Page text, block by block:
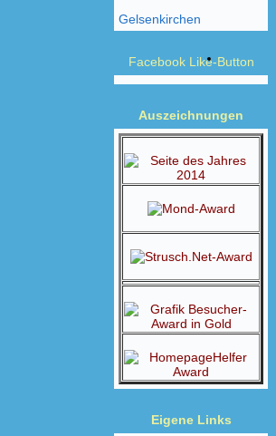
Gelsenkirchen
Facebook Like-Button
Auszeichnungen
Eigene Links